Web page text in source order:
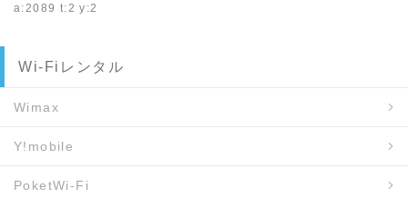
a:2089 t:2 y:2
Wi-Fiレンタル
Wimax
Y!mobile
PoketWi-Fi